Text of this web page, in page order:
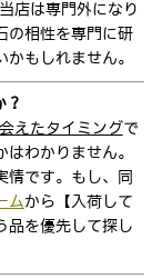
店は専門外になり
の相性を専門に研
もしれません。
？
えたタイミングで
わかりません。
情です。もし、同
ム から【入荷して
品を優先して探し